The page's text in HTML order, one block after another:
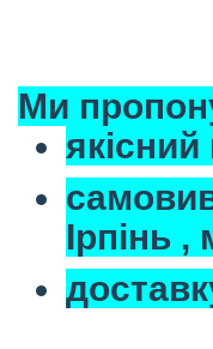
Ми
Ірпінь